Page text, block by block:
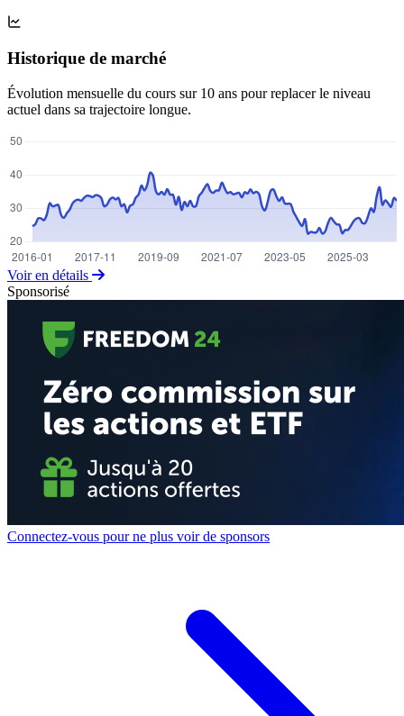
Historique de marché
Évolution mensuelle du cours sur 10 ans pour replacer le niveau
actuel dans sa trajectoire longue.
Voir en détails
Sponsorisé
Connectez-vous pour ne plus voir de sponsors